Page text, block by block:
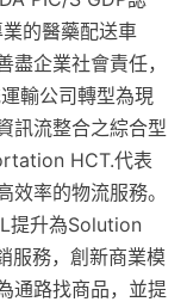
的醫藥配送車
企業社會責任，
輸公司轉型為現
訊流整合之綜合型
HCT.代表
率的物流服務。
提升為Solution
服務，創新商業模
通路找商品，並提